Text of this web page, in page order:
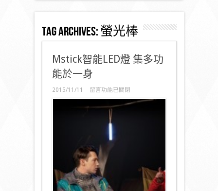
Tag Archives:螢光棒
Mstick智能LED燈 集多功
能於一身
2015/11/11
在
〈Mstick
智
多
功
能
於
一
身〉
留言功能已關閉